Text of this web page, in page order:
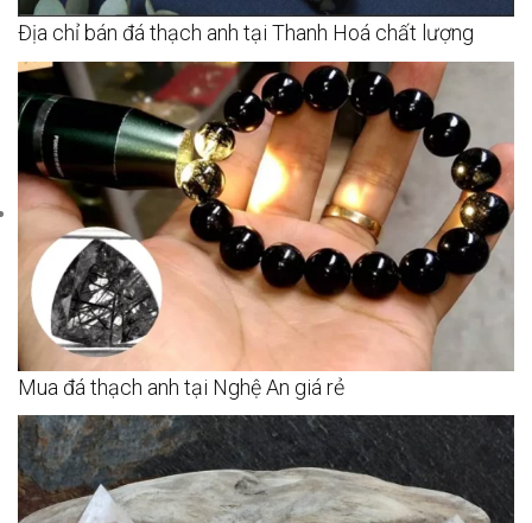
Địa chỉ bán đá thạch anh tại Thanh Hoá chất lượng
Mua đá thạch anh tại Nghệ An giá rẻ